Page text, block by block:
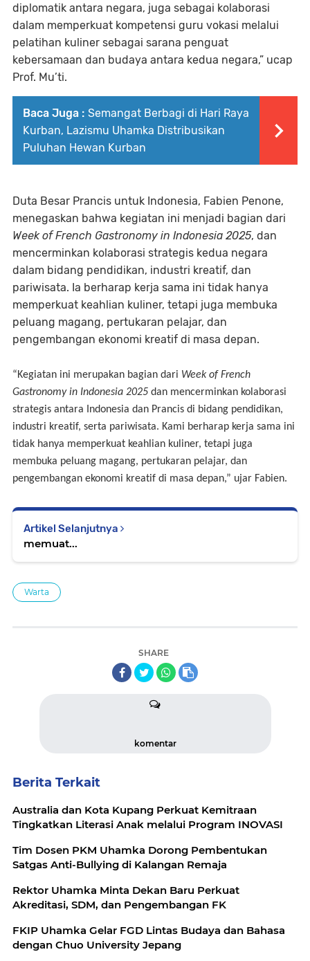
diplomatik antara negara, juga sebagai kolaborasi
dalam memperkuat kompetensi guru vokasi melalui
pelatihan kuliner sebagai sarana penguat
kebersamaan dan budaya antara kedua negara,” ucap
Prof. Mu’ti.
Baca Juga : Semangat Berbagi di Hari Raya
Kurban, Lazismu Uhamka Distribusikan
Puluhan Hewan Kurban
Duta Besar Prancis untuk Indonesia, Fabien Penone,
menegaskan bahwa kegiatan ini menjadi bagian dari
Week of French Gastronomy in Indonesia 2025, dan
mencerminkan kolaborasi strategis kedua negara
dalam bidang pendidikan, industri kreatif, dan
pariwisata. Ia berharap kerja sama ini tidak hanya
memperkuat keahlian kuliner, tetapi juga membuka
peluang magang, pertukaran pelajar, dan
pengembangan ekonomi kreatif di masa depan.
“Kegiatan ini merupakan bagian dari Week of French
Gastronomy in Indonesia 2025 dan mencerminkan kolaborasi
strategis antara Indonesia dan Prancis di bidang pendidikan,
industri kreatif, serta pariwisata. Kami berharap kerja sama ini
tidak hanya memperkuat keahlian kuliner, tetapi juga
membuka peluang magang, pertukaran pelajar, dan
pengembangan ekonomi kreatif di masa depan,” ujar Fabien.
Artikel Selanjutnya
memuat...
Warta
SHARE
komentar
Berita Terkait
Australia dan Kota Kupang Perkuat Kemitraan
Tingkatkan Literasi Anak melalui Program INOVASI
Tim Dosen PKM Uhamka Dorong Pembentukan
Satgas Anti-Bullying di Kalangan Remaja
Rektor Uhamka Minta Dekan Baru Perkuat
Akreditasi, SDM, dan Pengembangan FK
FKIP Uhamka Gelar FGD Lintas Budaya dan Bahasa
dengan Chuo University Jepang